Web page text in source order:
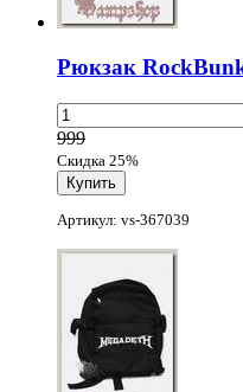
Рюкзак
999
Скидка 25%
Артикул: vs-367039